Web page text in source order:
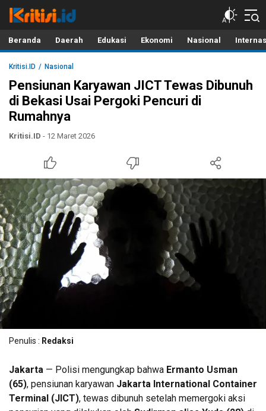
Kritisi.ID
Kritik untuk Negeri!
Beranda Daerah Edukasi Ekonomi Nasional
Kritisi.ID Nasional
Pensiunan Karyawan JICT Tewas Dibunuh
di Bekasi Usai Pergoki Pencuri di
Rumahnya
Kritisi.ID - 12 Maret 2026
Penulis : Redaksi
Jakarta — Polisi mengungkap bahwa Ermanto Usman
(65), pensiunan karyawan Jakarta International Container
Terminal (JICT), tewas dibunuh setelah memergoki aksi